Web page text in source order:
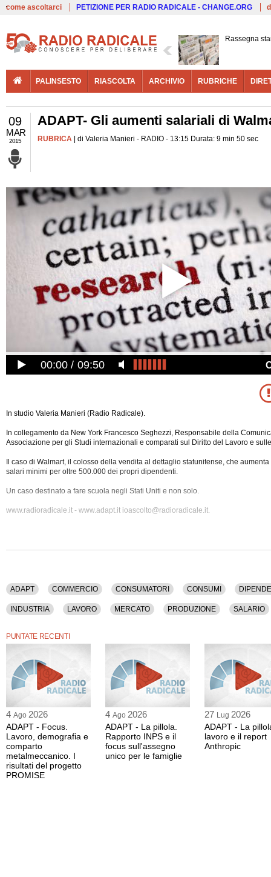
come ascoltarci PETIZIONE PER RADIO RADICALE - CHANGE.ORG
Rassegna
PALINSESTO RIASCOLTA ARCHIVIO RUBRICHE
09
MAR
2015
ADAPT- Gli aumenti salariali di
RUBRICA | di Valeria Manieri - RADIO - 13:15 Durata: 9 min 50 sec
00:00 09:50
In studio Valeria Manieri (Radio Radicale).
In collegamento da New York Francesco Seghezzi, Responsabile della
Associazione per gli Studi internazionali e comparati sul Diritto del Lavoro e
Il caso di Walmart, il colosso della vendita al dettaglio statunitense, che
salari minimi per oltre 500.000 dei propri dipendenti.
Un caso destinato a fare scuola negli Stati Uniti e non solo.
www.radioradicale.it - www.adapt.it ioascolto@radioradicale.it.
La registrazione audio di questa puntata ha una durata di 9 minuti.
ADAPT COMMERCIO CONSUMATORI CONSUMI
INDUSTRIA LAVORO MERCATO PRODUZIONE SALARIO
PUNTATE RECENTI
4 Ago 2026
ADAPT - Focus.
Lavoro, demografia e
comparto
metalmeccanico. I
risultati del progetto
PROMISE
4 Ago 2026
ADAPT - La pillola.
Rapporto INPS e il
focus sull'assegno
unico per le famiglie
27 Lug 2026
ADAPT - La
lavoro e il report
Anthropic